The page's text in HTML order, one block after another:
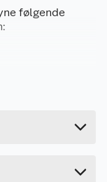
følgende
ennå.
45496444891